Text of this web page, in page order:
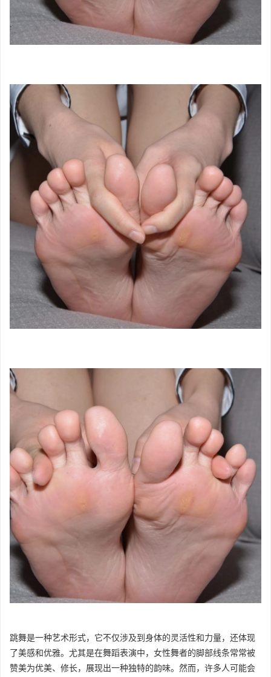
跳舞是一种艺术形式，它不仅涉及到身体的灵活性和力量，还体现
了美感和优雅。尤其是在舞蹈表演中，女性舞者的脚部线条常常被
赞美为优美、修长，展现出一种独特的韵味。然而，许多人可能会